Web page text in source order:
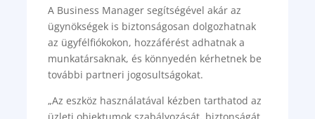
A Business Manager segítségével akár az
ügynökségek is biztonságosan dolgozhatnak
az ügyfélfiókokon, hozzáférést adhatnak a
munkatársaknak, és könnyedén kérhetnek be
további partneri jogosultságokat.
„Az eszköz használatával kézben tarthatod az